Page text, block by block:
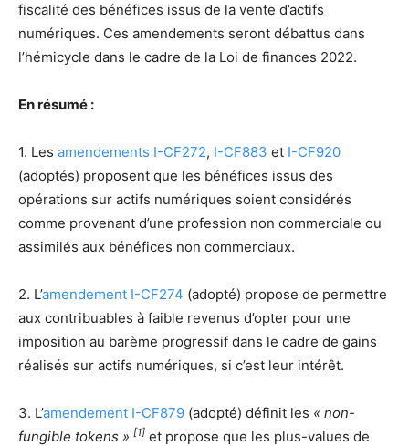
fiscalité des bénéfices issus de la vente d’actifs
numériques. Ces amendements seront débattus dans
l’hémicycle dans le cadre de la Loi de finances 2022.
En résumé :
1. Les amendements I-CF272, I-CF883 et I-CF920
(adoptés) proposent que les bénéfices issus des
opérations sur actifs numériques soient considérés
comme provenant d’une profession non commerciale ou
assimilés aux bénéfices non commerciaux.
2. L’amendement I-CF274 (adopté) propose de permettre
aux contribuables à faible revenus d’opter pour une
imposition au barème progressif dans le cadre de gains
réalisés sur actifs numériques, si c’est leur intérêt.
3. L’amendement I-CF879 (adopté) définit les « non-
fungible tokens » [1] et propose que les plus-values de